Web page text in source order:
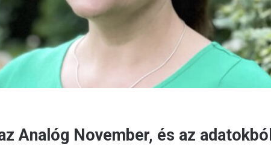
Analóg November, és az adatokból